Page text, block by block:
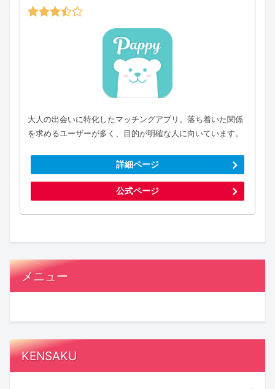
大人の出会いに特化したマッチングアプリ。落ち着いた関係
を求めるユーザーが多く、目的が明確な人に向いています。
詳細ページ
公式ページ
メニュー
KENSAKU